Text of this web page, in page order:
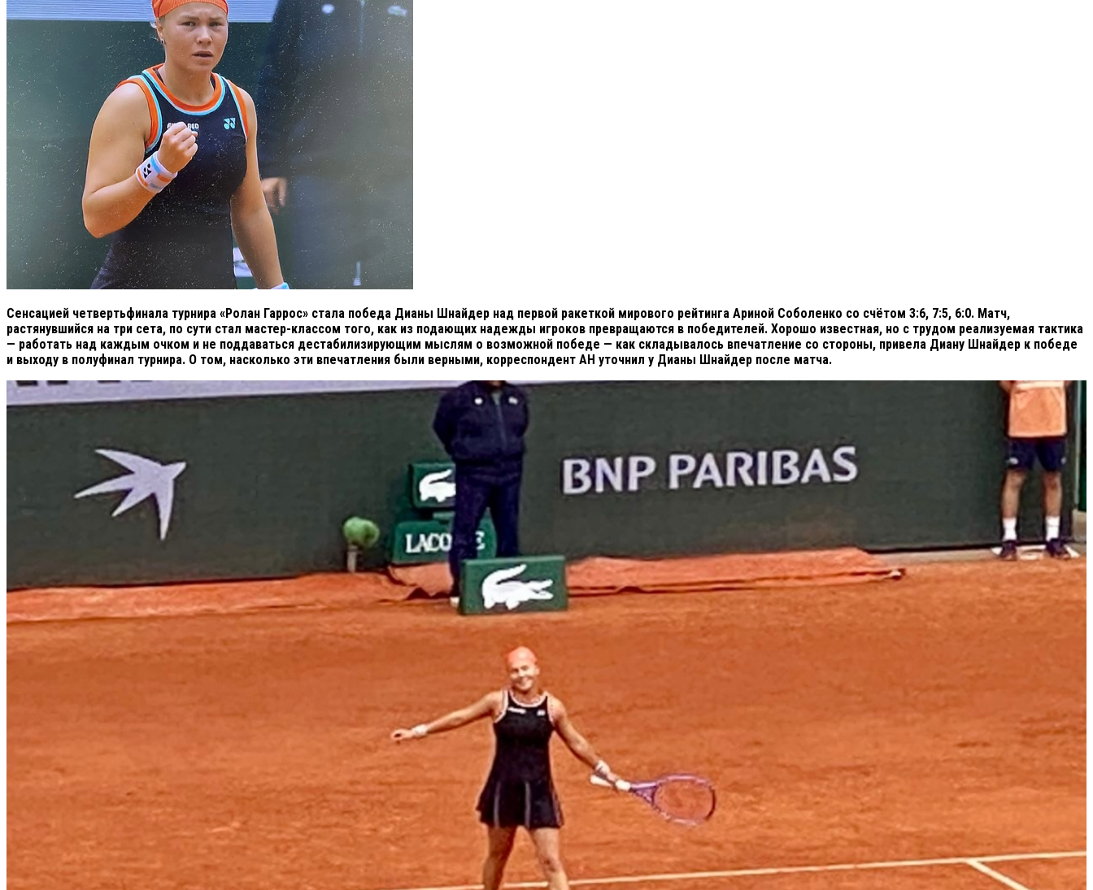
Сенсацией четвертьфинала турнира «Ролан Гаррос» стала победа Дианы Шнайдер над первой ракеткой мирового рейтинга Ариной Соболенко со счётом 3:6, 7:5, 6:0. Матч,
растянувшийся на три сета, по сути стал мастер-классом того, как из подающих надежды игроков превращаются в победителей. Хорошо известная, но с трудом реализуемая тактика
— работать над каждым очком и не поддаваться дестабилизирующим мыслям о возможной победе — как складывалось впечатление со стороны, привела Диану Шнайдер к победе
и выходу в полуфинал турнира. О том, насколько эти впечатления были верными, корреспондент АН уточнил у Дианы Шнайдер после матча.